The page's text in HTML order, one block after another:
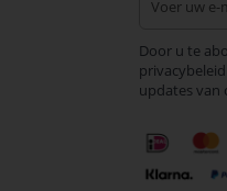
onze
nieuwsbrief
Door u te
updates van